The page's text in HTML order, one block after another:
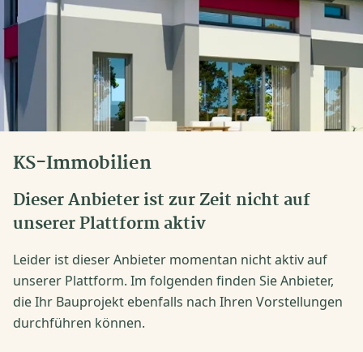
KS-Immobilien
Dieser Anbieter ist zur Zeit nicht auf
unserer Plattform aktiv
Leider ist dieser Anbieter momentan nicht aktiv auf
unserer Plattform. Im folgenden finden Sie Anbieter,
die Ihr Bauprojekt ebenfalls nach Ihren Vorstellungen
durchführen können.